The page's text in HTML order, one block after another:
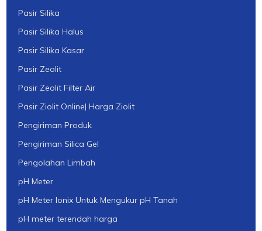
Pasir Silika
Pasir Silika Halus
Pasir Silika Kasar
Pasir Zeolit
Pasir Zeolit Filter Air
Pasir Ziolit Online| Harga Ziolit
Pengiriman Produk
Pengiriman Silica Gel
Pengolahan Limbah
pH Meter
pH Meter Ionix Untuk Mengukur pH Tanah
pH meter terendah harga